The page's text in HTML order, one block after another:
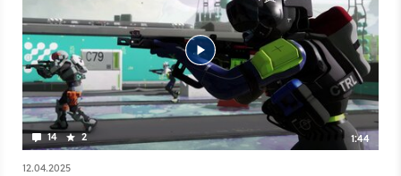
Release-Datum, oder zumindest einen Release-Zeitraum.
Marathon soll im März 2026 für PC, PlayStation 5 und Xbox
Series X/S erscheinen. Vorher wird es mindestens einen
öffentlichen Spieltest geben. Weitere Infos folgen im Januar
2026.
14 2
1:44
12.04.2025